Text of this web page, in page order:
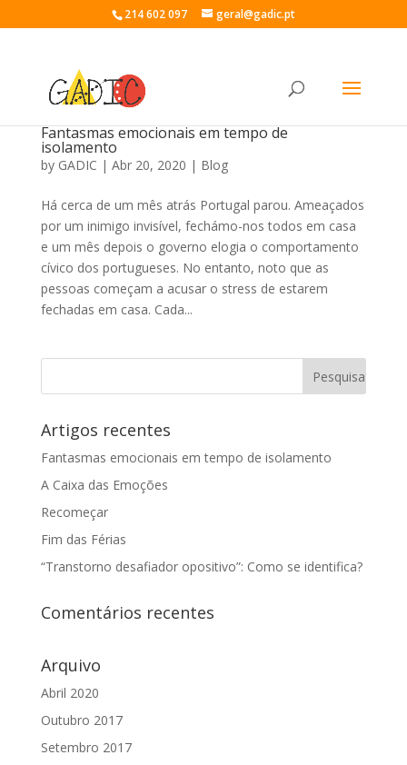
214 602 097 geral@gadic.pt
Fantasmas emocionais em tempo de
isolamento
by GADIC | Abr 20, 2020 | Blog
Há cerca de um mês atrás Portugal parou. Ameaçados
por um inimigo invisível, fechámo-nos todos em casa
e um mês depois o governo elogia o comportamento
cívico dos portugueses. No entanto, noto que as
pessoas começam a acusar o stress de estarem
fechadas em casa. Cada...
Artigos recentes
Fantasmas emocionais em tempo de isolamento
A Caixa das Emoções
Recomeçar
Fim das Férias
“Transtorno desafiador opositivo”: Como se identifica?
Comentários recentes
Arquivo
Abril 2020
Outubro 2017
Setembro 2017